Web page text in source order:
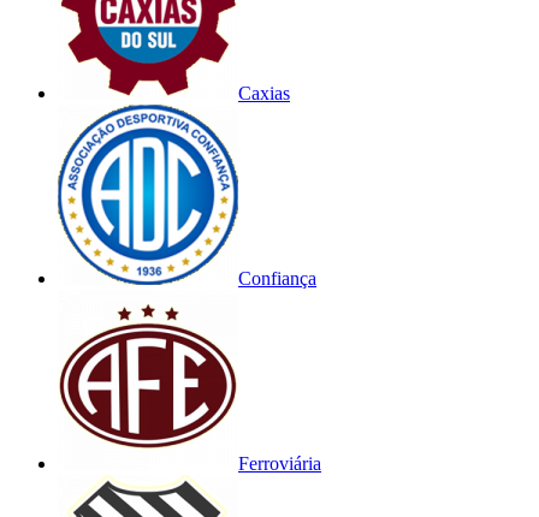
Caxias
Confiança
Ferroviária